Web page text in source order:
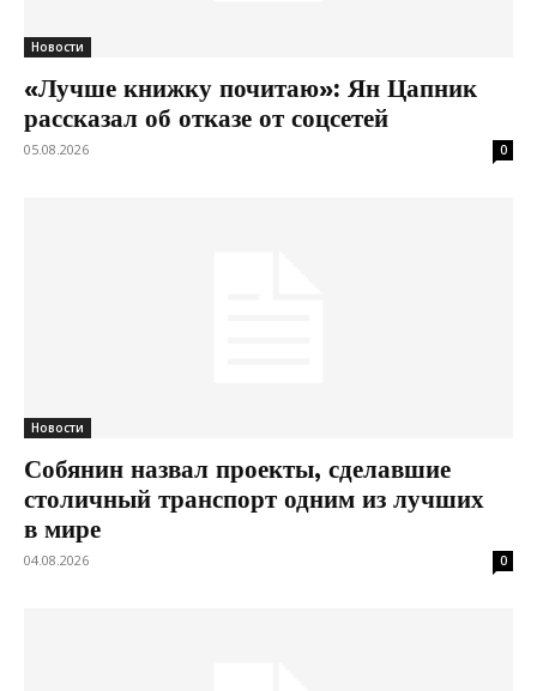
Новости
«Лучше книжку почитаю»: Ян Цапник
рассказал об отказе от соцсетей
05.08.2026 0
Новости
Собянин назвал проекты, сделавшие
столичный транспорт одним из лучших
в мире
04.08.2026 0